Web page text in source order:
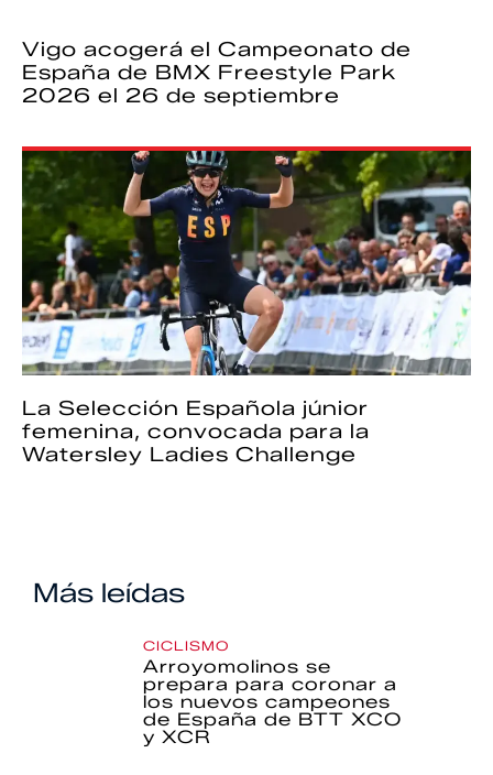
Vigo acogerá el Campeonato de
España de BMX Freestyle Park
2026 el 26 de septiembre
La Selección Española júnior
femenina, convocada para la
Watersley Ladies Challenge
Más leídas
CICLISMO
Arroyomolinos se
prepara para coronar a
los nuevos campeones
de España de BTT XCO
y XCR